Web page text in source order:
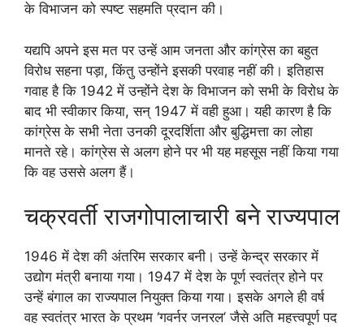
के विभाजन को स्पष्ट सहमति प्रदान की।
यद्यपि अपने इस मत पर उन्हें आम जनता और कांग्रेस का बहुत
विरोध सहना पड़ा, किंतु उन्होंने इसकी परवाह नहीं की। इतिहास
गवाह है कि 1942 में उन्होंने देश के विभाजन को सभी के विरोध के
बाद भी स्वीकार किया, सन् 1947 में वही हुआ। यही कारण है कि
कांग्रेस के सभी नेता उनकी दूरदर्शिता और बुद्धिमत्ता का लोहा
मानते रहे। कांग्रेस से अलग होने पर भी यह महसूस नहीं किया गया
कि वह उससे अलग हैं।
चक्रवर्ती राजगोपालाचारी बने राज्यपाल
1946 में देश की अंतरिम सरकार बनी। उन्हें केन्द्र सरकार में
उद्योग मंत्री बनाया गया। 1947 में देश के पूर्ण स्वतंत्र होने पर
उन्हें बंगाल का राज्यपाल नियुक्त किया गया। इसके अगले ही वर्ष
वह स्वतंत्र भारत के प्रथम ‘गवर्नर जनरल’ जैसे अति महत्त्वपूर्ण पद